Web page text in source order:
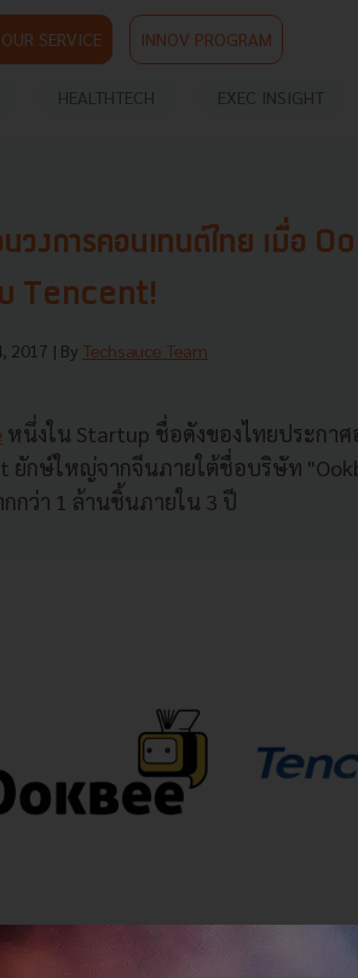
OUR SERVICE INNOV PROGRAM
HEALTHTECH EXEC INSIGHT
นวงการคอนเทนต์ไทย เมื่อ
Tencent!
2017 | By Techsauce Team
หนึ่งใน Startup ชื่อดังของไทยประกา
ยักษ์ใหญ่จากจีนภายใต้ชื่อบริษัท
กว่า 1 ล้านชิ้นภายใน 3 ปี